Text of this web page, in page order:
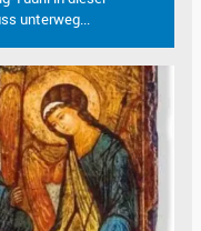
unterweg...